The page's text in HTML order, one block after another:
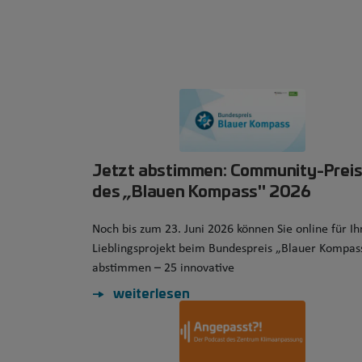
Jetzt abstimmen: Community-Preis
des „Blauen Kompass" 2026
Noch bis zum 23. Juni 2026 können Sie online für
Lieblingsprojekt beim Bundespreis „Blauer
abstimmen – 25 innovative
weiterlesen